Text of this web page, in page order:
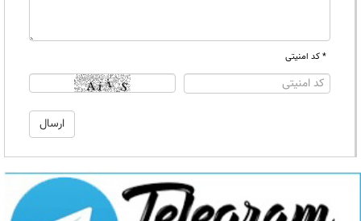
* کد امنیتی